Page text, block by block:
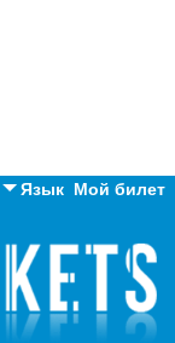
Мой билет
Язык
Английский
Русский